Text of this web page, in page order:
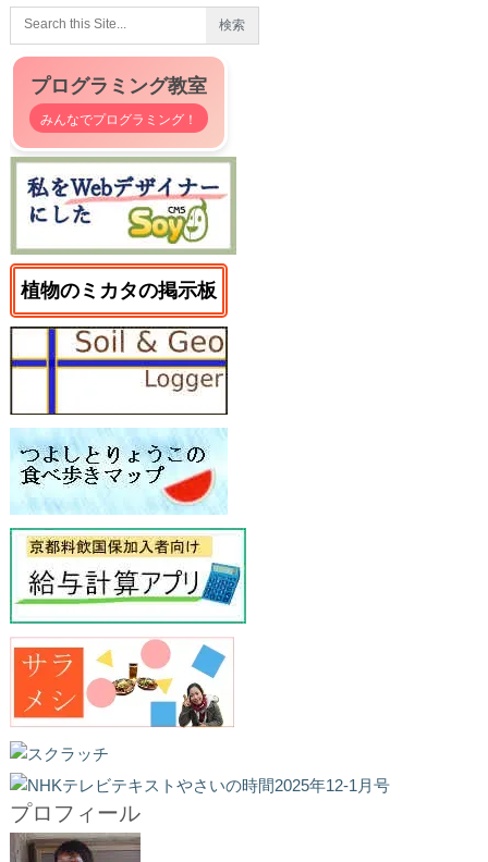
プログラミング教室
みんなでプログラミング！
植物のミカタの掲示板
プロフィール